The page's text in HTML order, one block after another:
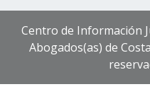
Centro de Información
Abogados(as) de